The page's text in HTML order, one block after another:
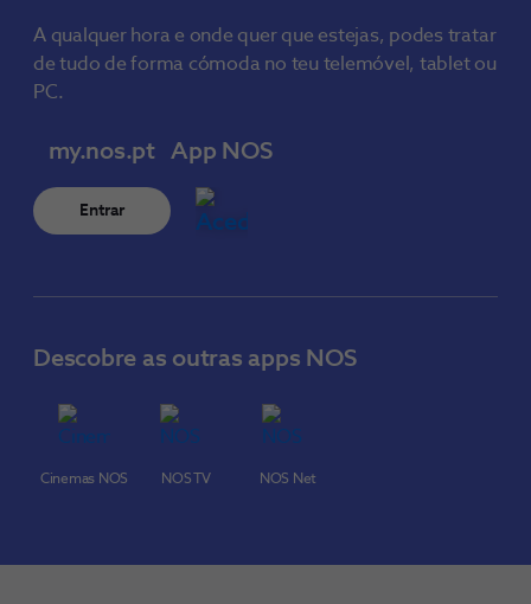
A qualquer hora e onde quer que estejas, podes tratar
de tudo de forma cómoda no teu telemóvel, tablet ou
PC.
my.nos.pt
Entrar
App NOS
Descobre as outras apps NOS
Cinemas NOS NOS TV NOS Net